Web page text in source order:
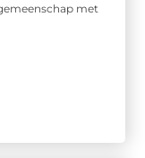
met